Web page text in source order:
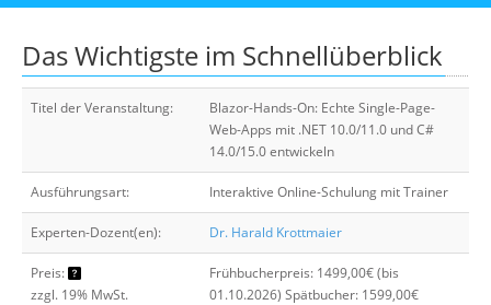
Das Wichtigste im Schnellüberblick
Titel der Veranstaltung:
Blazor-Hands-On: Echte Single-Page-
Web-Apps mit .NET 10.0/11.0 und C#
14.0/15.0 entwickeln
Ausführungsart: Interaktive Online-Schulung mit Trainer
Experten-Dozent(en): Dr. Harald Krottmaier
Preis:
zzgl. 19% MwSt.
Frühbucherpreis: 1499,00€ (bis
01.10.2026) Spätbucher: 1599,00€